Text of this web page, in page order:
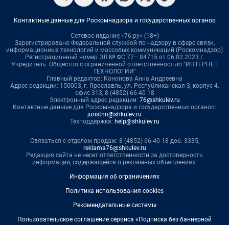
Контактные данные для Роскомнадзора и государственных органов
Сетевое издание «76.ру» (18+)
Зарегистрировано Федеральной службой по надзору в сфере связи,
информационных технологий и массовых коммуникаций (Роскомнадзор)
Регистрационный номер ЭЛ № ФС 77– 84715 от 06.02.2023 г.
Учредитель: Общество с ограниченной ответственностью "ИНТЕРНЕТ
ТЕХНОЛОГИИ"
Главный редактор: Кононова Анна Андреевна
Адрес редакции: 150003, г. Ярославль, ул. Республиканская 3, корпус 4,
офис 313, 8 (4852) 66-40-18
Электронный адрес редакции: 76@shkulev.ru
Контактные данные для Роскомнадзора и государственных органов:
juristnn@shkulev.ru
Техподдержка: help@shkulev.ru
Связаться с отделом продаж: 8 (4852) 66-40-18 доб. 3335,
reklama76@shkulev.ru
Редакция сайта не несет ответственности за достоверность
информации, содержащейся в рекламных объявлениях.
Информация об ограничениях
Политика использования cookies
Рекомендательные системы
Пользовательское соглашение сервиса «Подписка без баннерной